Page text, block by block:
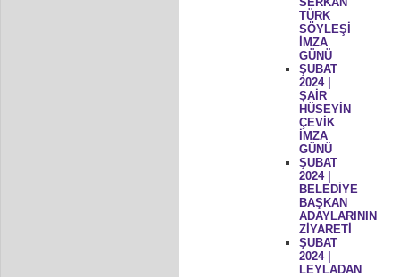
TÜRK
SÖYLEŞİ
İMZA
GÜNÜ
ŞUBAT
2024 |
ŞAİR
HÜSEYİN
ÇEVİK
İMZA
GÜNÜ
ŞUBAT
2024 |
BELEDİYE
BAŞKAN
ADAYLARININ
ZİYARETİ
ŞUBAT
2024 |
LEYLADAN